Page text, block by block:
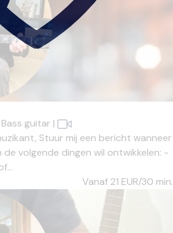
Bass guitar |
Stuur mij een bericht wanneer
de volgende dingen wil ontwikkelen: -
Vanaf 21 EUR/30 min.